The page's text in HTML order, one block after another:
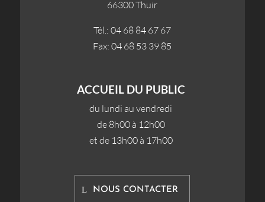
66300 Thuir
Tél.: 04 68 84 67 67
Fax: 04 68 53 39 85
ACCUEIL DU PUBLIC
du lundi au vendredi
de 8h00 à 12h00
et de 13h00 à 17h00
NOUS CONTACTER